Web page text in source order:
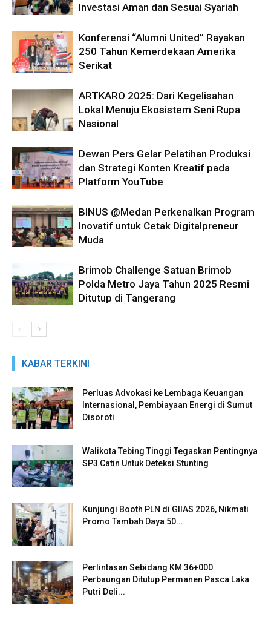
Investasi Aman dan Sesuai Syariah
Konferensi “Alumni United” Rayakan
250 Tahun Kemerdekaan Amerika
Serikat
ARTKARO 2025: Dari Kegelisahan
Lokal Menuju Ekosistem Seni Rupa
Nasional
Dewan Pers Gelar Pelatihan Produksi
dan Strategi Konten Kreatif pada
Platform YouTube
BINUS @Medan Perkenalkan Program
Inovatif untuk Cetak Digitalpreneur
Muda
Brimob Challenge Satuan Brimob
Polda Metro Jaya Tahun 2025 Resmi
Ditutup di Tangerang
KABAR TERKINI
Perluas Advokasi ke Lembaga Keuangan
Internasional, Pembiayaan Energi di Sumut
Disoroti
Walikota Tebing Tinggi Tegaskan Pentingnya
SP3 Catin Untuk Deteksi Stunting
Kunjungi Booth PLN di GIIAS 2026, Nikmati
Promo Tambah Daya 50...
Perlintasan Sebidang KM 36+000
Perbaungan Ditutup Permanen Pasca Laka
Putri Deli...